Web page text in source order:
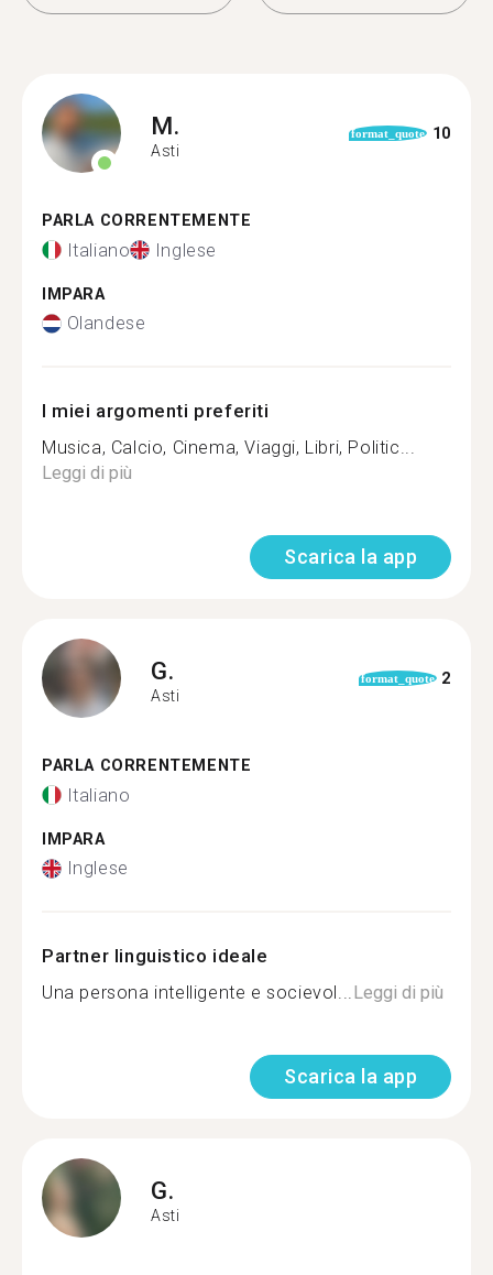
M.
Asti
format_quote 10
PARLA CORRENTEMENTE
Italiano Inglese
IMPARA
Olandese
I miei argomenti preferiti
Musica, Calcio, Cinema, Viaggi, Libri, Politic...
Leggi di più
Scarica la app
G.
Asti
format_quote 2
PARLA CORRENTEMENTE
Italiano
IMPARA
Inglese
Partner linguistico ideale
Una persona intelligente e socievol...Leggi di più
Scarica la app
G.
Asti